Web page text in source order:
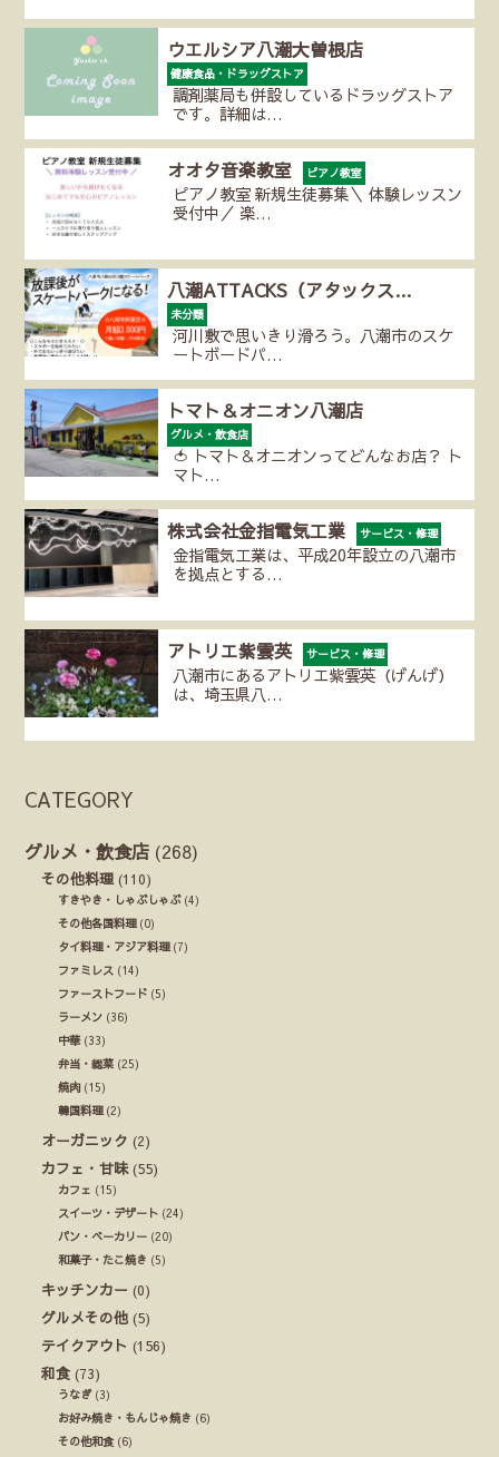
ウエルシア八潮大曽根店
健康食品・ドラッグストア
調剤薬局も併設しているドラッグストア
です。詳細は…
オオタ音楽教室 ピアノ教室
ピアノ教室 新規生徒募集＼ 体験レッスン
受付中／ 楽…
八潮ATTACKS（アタックス…
未分類
河川敷で思いきり滑ろう。八潮市のスケ
ートボードパ…
トマト＆オニオン八潮店
グルメ・飲食店
🍅 トマト＆オニオンってどんなお店？ ト
マト…
株式会社金指電気工業 サービス・修理
金指電気工業は、平成20年設立の八潮市
を拠点とする…
アトリエ紫雲英 サービス・修理
八潮市にあるアトリエ紫雲英（げんげ）
は、埼玉県八…
CATEGORY
グルメ・飲食店 (268)
その他料理 (110)
すきやき・しゃぶしゃぶ(4)
その他各国料理(0)
タイ料理・アジア料理(7)
ファミレス (14)
ファーストフード (5)
ラーメン (36)
中華(33)
弁当・総菜 (25)
焼肉 (15)
韓国料理(2)
オーガニック (2)
カフェ・甘味(55)
カフェ (15)
スイーツ・デザート (24)
パン・ベーカリー (20)
和菓子・たこ焼き (5)
キッチンカー (0)
グルメその他 (5)
テイクアウト (156)
和食 (73)
うなぎ(3)
お好み焼き・もんじゃ焼き (6)
その他和食(6)